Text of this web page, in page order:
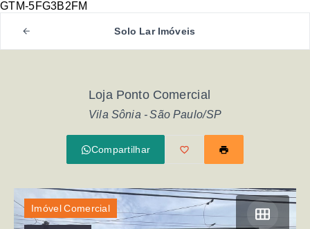
GTM-5FG3B2FM
Solo Lar Imóveis
Loja Ponto Comercial
Vila Sônia - São Paulo/SP
Compartilhar
Imóvel Comercial